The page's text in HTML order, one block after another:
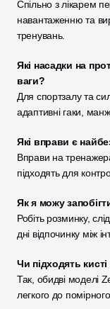
Спільно з лікарем
навантаженню та
тренувань.
Які насадки на
ваги?
Для спортзалу та
адаптивні гаки,
Які вправи є
Вправи на
підходять для
Як я можу
Робіть розминку,
дні відпочинку між
Чи підходять
Так, обидві моделі
легкого до